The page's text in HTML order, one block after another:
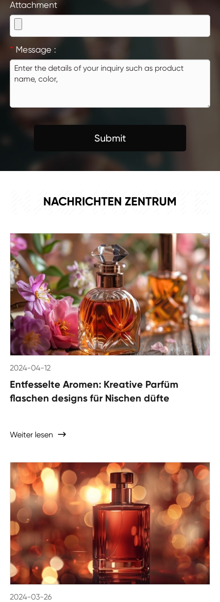
Attachment
* Message :
Submit
NACHRICHTEN ZENTRUM
2024-04-12
Entfesselte Aromen: Kreative Parfüm
flaschen designs für Nischen düfte
Weiter lesen 
2024-03-26